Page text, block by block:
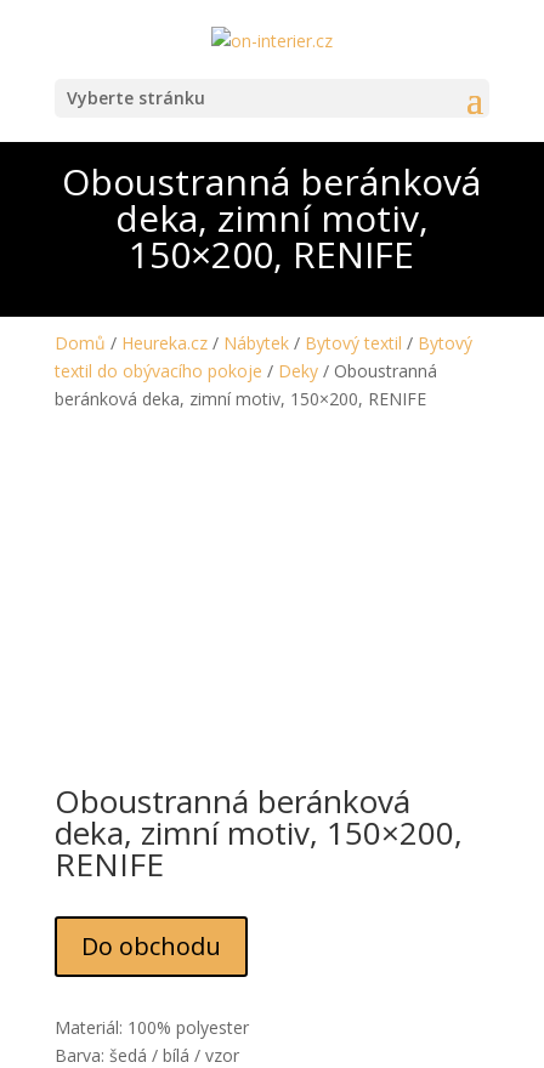
Vyberte stránku
Oboustranná beránková
deka, zimní motiv,
150×200, RENIFE
Domů / Heureka.cz/ Nábytek/ Bytový textil / Bytový
textil do obývacího pokoje / Deky/ Oboustranná
beránková deka, zimní motiv, 150×200, RENIFE
Oboustranná beránková
deka, zimní motiv, 150×200,
RENIFE
Do obchodu
Materiál: 100% polyester
Barva: šedá / bílá / vzor